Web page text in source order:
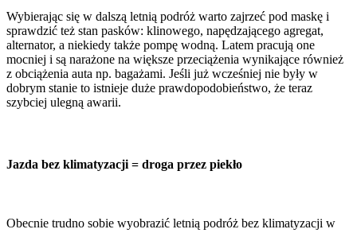
Wybierając się w dalszą letnią podróż warto zajrzeć pod maskę i
sprawdzić też stan pasków: klinowego, napędzającego agregat,
alternator, a niekiedy także pompę wodną. Latem pracują one
mocniej i są narażone na większe przeciążenia wynikające również
z obciążenia auta np. bagażami. Jeśli już wcześniej nie były w
dobrym stanie to istnieje duże prawdopodobieństwo, że teraz
szybciej ulegną awarii.
Jazda bez klimatyzacji = droga przez piekło
Obecnie trudno sobie wyobrazić letnią podróż bez klimatyzacji w